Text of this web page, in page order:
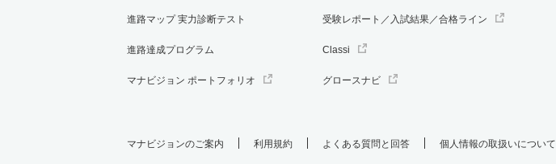
進路マップ 実力診断テスト
進路達成プログラム
マナビジョン ポートフォリオ
受験レポート／入試結果／合格ライン
Classi
グロースナビ
マナビジョンのご案内 利用規約 よくある質問と回答 個人情報の取扱いについて